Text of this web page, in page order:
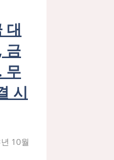
대
금
무
시
10월